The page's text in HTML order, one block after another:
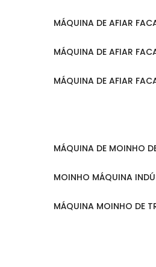
MÁQUINA DE AFIAR
MÁQUINA DE AFIAR
MÁQUINA DE AFIAR
MÁQUINA DE MOINHO
MOINHO MÁQUINA
MÁQUINA MOINHO DE